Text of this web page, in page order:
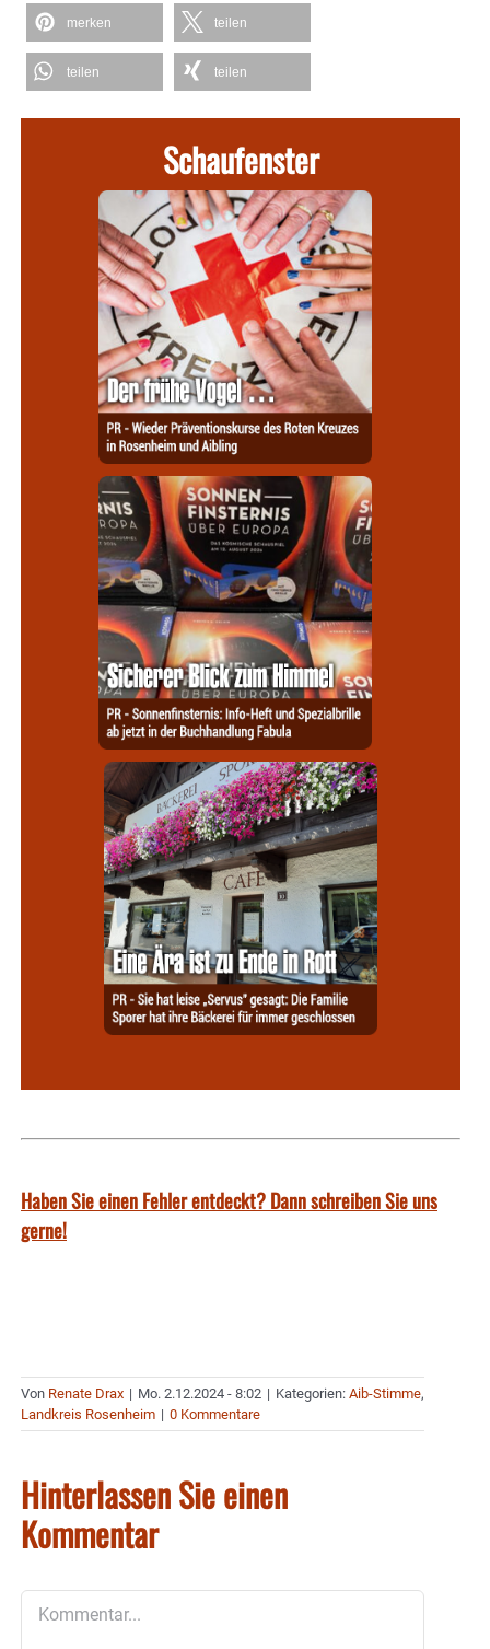
merken teilen
teilen teilen
Schaufenster
Haben Sie einen Fehler entdeckt? Dann schreiben Sie uns
gerne!
Von Renate Drax | Mo. 2.12.2024 - 8:02 | Kategorien: Aib-Stimme,
Landkreis Rosenheim | 0 Kommentare
Hinterlassen Sie einen
Kommentar